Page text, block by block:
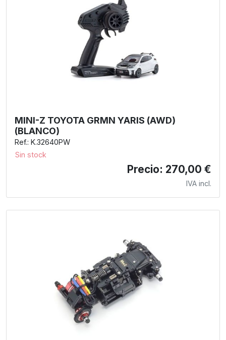
MINI-Z TOYOTA GRMN YARIS (AWD)
(BLANCO)
Ref.: K.32640PW
Sin stock
Precio: 270,00 €
IVA incl.